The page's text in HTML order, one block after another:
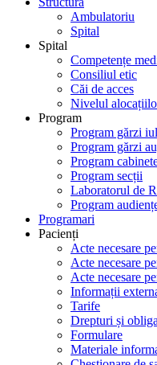
Ambulatoriu
Spital
Spital
Competențe
Consiliul etic
Căi de acces
Nivelul
Program
Program gărzi
Program gărzi
Program
Program secții
Laboratorul de
Program
Programari
Pacienți
Acte necesare
Acte necesare
Acte necesare
Informații
Tarife
Drepturi și
Formulare
Materiale